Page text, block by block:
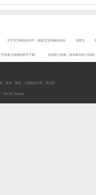
关于宝宝晚安的句子（描述宝宝的晚安短信 花臂女
转发小游戏的软件下载） 连词的小游戏（连词成句的小游戏）
语录 爱情 小狸猫短文学 。等内容！
秋心草 sitemap